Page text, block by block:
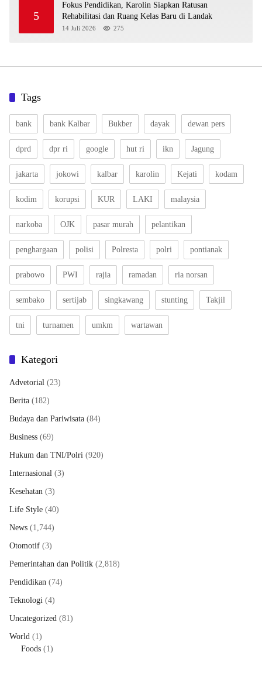
5
Fokus Pendidikan, Karolin Siapkan Ratusan
Rehabilitasi dan Ruang Kelas Baru di Landak
14 Juli 2026 275
Tags
bank bank Kalbar Bukber dayak dewan pers
dprd dpr ri google hut ri ikn Jagung
jakarta jokowi kalbar karolin Kejati kodam
kodim korupsi KUR LAKI malaysia
narkoba OJK pasar murah pelantikan
penghargaan polisi Polresta polri pontianak
prabowo PWI rajia ramadan ria norsan
sembako sertijab singkawang stunting Takjil
tni turnamen umkm wartawan
Kategori
Advetorial (23)
Berita (182)
Budaya dan Pariwisata (84)
Business (69)
Hukum dan TNI/Polri (920)
Internasional (3)
Kesehatan (3)
Life Style (40)
News (1,744)
Otomotif (3)
Pemerintahan dan Politik (2,818)
Pendidikan (74)
Teknologi (4)
Uncategorized (81)
World (1)
Foods (1)